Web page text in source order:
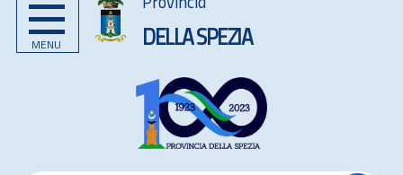
MENU
Provincia
DELLA SPEZIA